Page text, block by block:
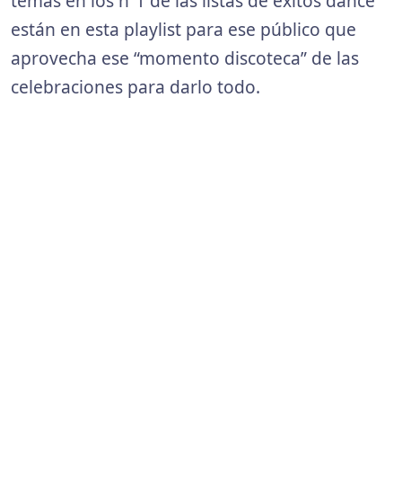
están en esta playlist para ese público que
aprovecha ese “momento discoteca” de las
celebraciones para darlo todo.